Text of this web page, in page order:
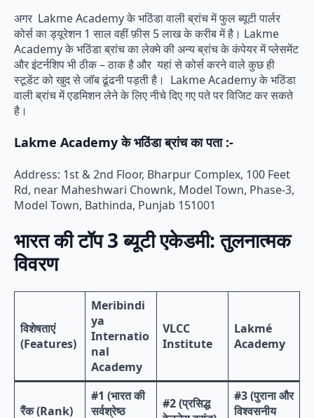
अगर Lakme Academy के भठिंडा वाली ब्रांच में फुल ब्यूटी पार्लर
कोर्स का ड्यूरेशन 1 साल वहीं फ़ीस 5 लाख के करीब में है। Lakme
Academy के भठिंडा ब्रांच का लेक्मे की अन्य ब्रांच के कंपेयर में प्लेसमेंट
और इंटर्नशिप भी ठीक – ठाक है और यहां से कोर्स करने वाले कुछ ही
स्टूडेंट को खुद से जॉब ढूंढनी पड़ती है। Lakme Academy के भठिंडा
वाली ब्रांच में एडमिशन लेने के लिए नीचे दिए गए पते पर विजिट कर सकते
है।
Lakme Academy के भठिंडा ब्रांच का पता :-
Address: 1st & 2nd Floor, Bharpur Complex, 100 Feet
Rd, near Maheshwari Chownk, Model Town, Phase-3,
Model Town, Bathinda, Punjab 151001
भारत की टॉप 3 ब्यूटी एकेडमी: तुलनात्मक
विवरण
विशेषताएं
(Features)
Meribindi
ya
Internatio
nal
Academy
VLCC
Institute
Lakmé
Academy
रैंक (Rank)
#1 (भारत की
सर्वश्रेष्ठ
#2 (प्रसिद्ध
#3 (पुराना और
विश्वसनीय